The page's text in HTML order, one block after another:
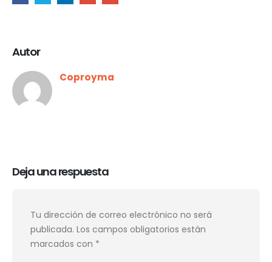
Autor
Coproyma
Deja una respuesta
Tu dirección de correo electrónico no será
publicada. Los campos obligatorios están
marcados con *